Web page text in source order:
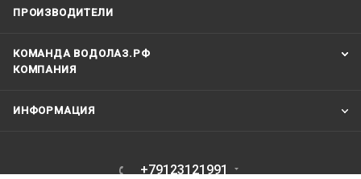
ПРОИЗВОДИТЕЛИ
КОМАНДА ВОДОЛАЗ.РФ
КОМПАНИЯ
ИНФОРМАЦИЯ
+79123121991